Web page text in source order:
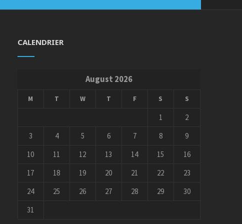
CALENDRIER
August 2026
M T W T F S S
1
2
3
4 5 6 7 8
9
10
11 12 13 14 15
16
17
18 19 20 21 22
23
24
25 26 27 28 29
30
31